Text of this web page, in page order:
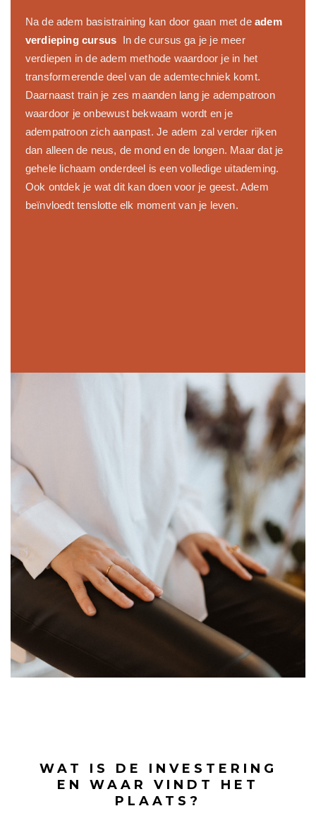
Na de adem basistraining kan door gaan met deadem
verdieping cursus
In de cursus ga je je meer
verdiepen in de adem methode waardoor je in het
transformerende deel van de ademtechniek komt.
Daarnaast train je zes maanden lang je adempatroon
waardoor je onbewust bekwaam wordt en je
adempatroon zich aanpast. Je adem zal verder rijken
dan alleen de neus, de mond en de longen. Maar dat je
gehele lichaam onderdeel is een volledige uitademing.
Ook ontdek je wat dit kan doen voor je geest. Adem
beïnvloedt tenslotte elk moment van je leven.
WAT IS DE INVESTERING
EN WAAR VINDT HET
PLAATS?